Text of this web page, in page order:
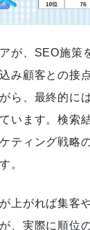
が、SEO施策
み顧客との接
ら、最終的に
います。検索
ティング戦略
。
上がれば集客
、実際に順位